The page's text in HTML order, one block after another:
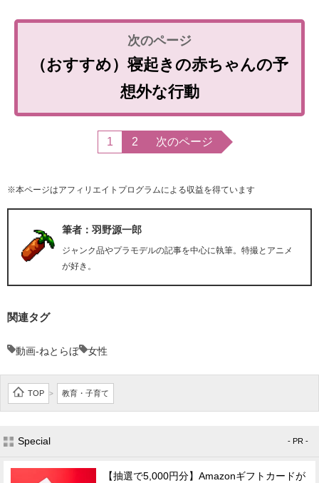
（おすすめ）寝起きの赤ちゃんの予
想外な行動
1 2 次のページ
※本ページはアフィリエイトプログラムによる収益を得ています
筆者：羽野源一郎
ジャンク品やプラモデルの記事を中心に執筆。特撮とアニメ
が好き。
関連タグ
動画-ねとらぼ 女性
TOP > 教育・子育て
Special - PR -
【抽選で5,000円分】Amazonギフトカードが